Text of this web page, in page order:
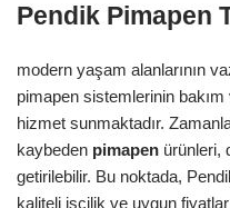
Pendik Pimapen
modern yaşam alanlarının
pimapen sistemlerinin bakım
hizmet sunmaktadır.
kaybeden pimapen ürünleri,
getirilebilir. Bu noktada,
kaliteli işçilik ve uygun